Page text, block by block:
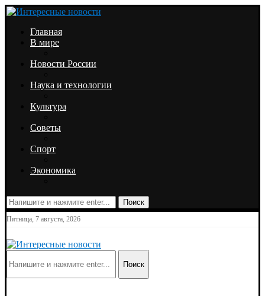
Главная
В мире
Новости России
Наука и технологии
Культура
Советы
Спорт
Экономика
Поиск
Пятница, 7 августа, 2026
Поиск